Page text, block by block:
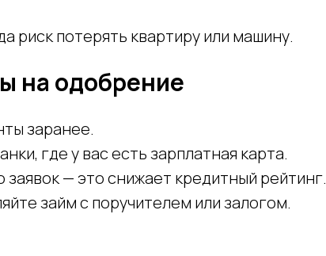
риск потерять квартиру или машину.
на одобрение
заранее.
где у вас есть зарплатная карта.
— это снижает кредитный рейтинг.
займ с поручителем или залогом.